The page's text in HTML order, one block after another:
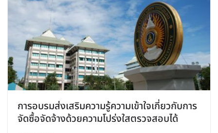
การอบรมส่งเสริมความรู้ความเข้าใจเกี่ยวกับการ
จัดซื้อจัดจ้างด้วยความโปร่งใสตรวจสอบได้